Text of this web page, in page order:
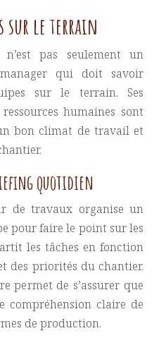
sur le terrain
pas seulement un
qui doit savoir
sur le terrain. Ses
humaines sont
bon climat de travail et
quotidien
de travaux organise un
pour faire le point sur les
les tâches en fonction
des priorités du chantier.
permet de s’assurer que
compréhension claire de
de production.